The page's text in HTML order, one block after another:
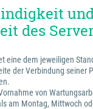
des
eine dem jeweiligen
der Verbindung seiner
von
am Montag, Mittwoch